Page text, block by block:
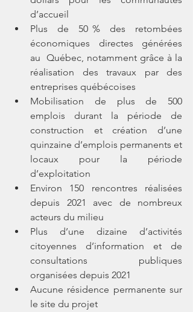
d’accueil
Plus  de  50 %  des  retombées
économiques  directes  générées
au  Québec, notamment grâce à la
réalisation des travaux par des
entreprises québécoises
Mobilisation de plus de 500
emplois durant la période de
construction et création d’une
quinzaine d’emplois permanents et
locaux pour la période
d’exploitation
Environ 150 rencontres réalisées
depuis 2021 avec de nombreux
acteurs du milieu
Plus d’une dizaine d’activités
citoyennes d’information et de
consultations publiques
organisées depuis 2021
Aucune résidence permanente sur
le site du projet